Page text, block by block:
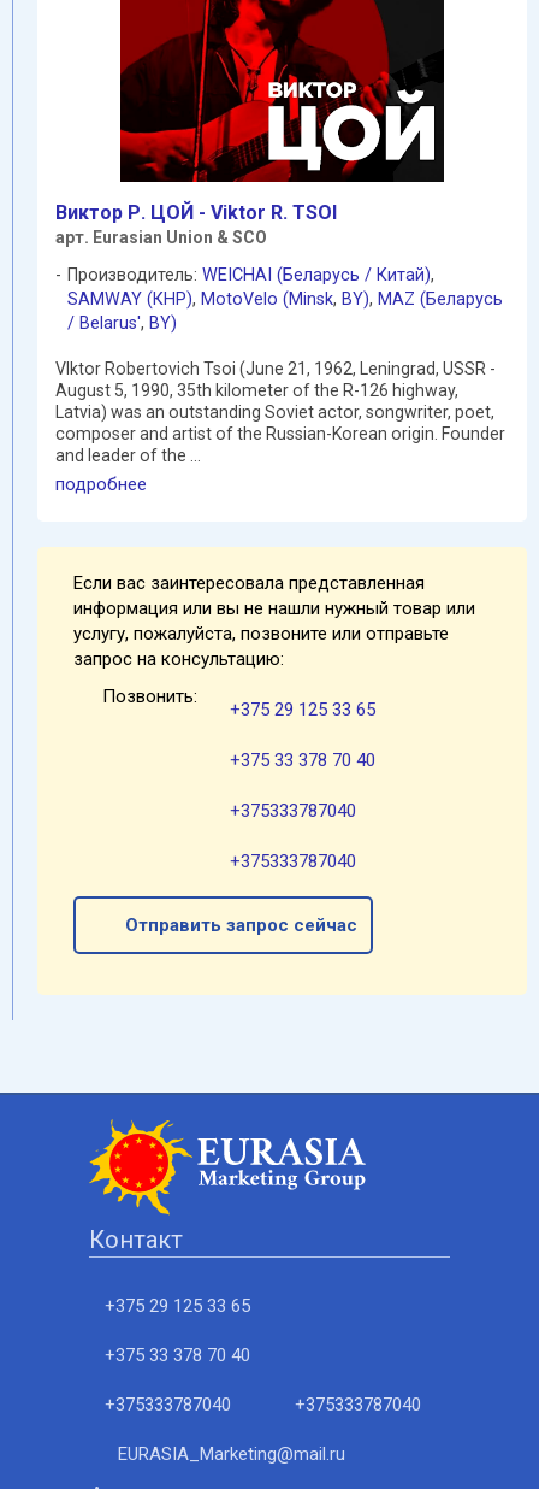
Виктор Р. ЦОЙ - Viktor R. TSOI
арт. Eurasian Union & SCO
Производитель: WEICHAI (Беларусь / Китай),
SAMWAY (КНР), MotoVelo (Minsk, BY), MAZ (Беларусь
/ Belarus', BY)
VIktor Robertovich Tsoi (June 21, 1962, Leningrad, USSR -
August 5, 1990, 35th kilometer of the R-126 highway,
Latvia) was an outstanding Soviet actor, songwriter, poet,
composer and artist of the Russian-Korean origin. Founder
and leader of the ...
подробнее
Если вас заинтересовала представленная
информация или вы не нашли нужный товар или
услугу, пожалуйста, позвоните или отправьте
запрос на консультацию:
Позвонить:
+375 29 125 33 65
+375 33 378 70 40
+375333787040
+375333787040
Отправить запрос сейчас
Контакт
+375 29 125 33 65
+375 33 378 70 40
+375333787040 +375333787040
EURASIA_Marketing@mail.ru